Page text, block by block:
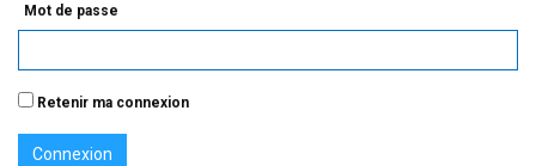
Mot de passe
Retenir ma connexion